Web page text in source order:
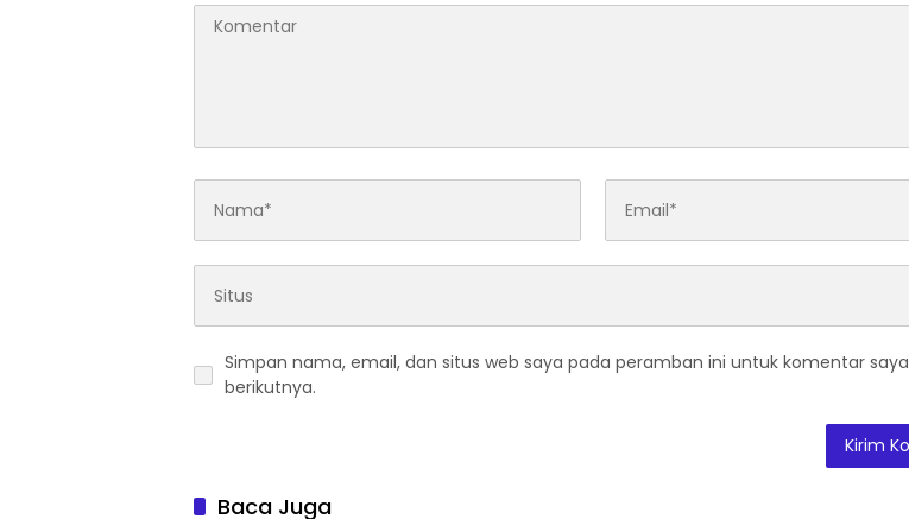
Simpan nama, email, dan situs web saya pada peramban ini untuk komentar saya
berikutnya.
Baca Juga